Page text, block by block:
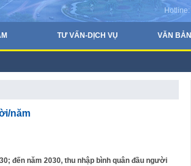
Hotline:
TƯ VẤN-DỊCH VỤ VĂN BẢN
năm
đến năm 2030, thu nhập bình quân đầu người